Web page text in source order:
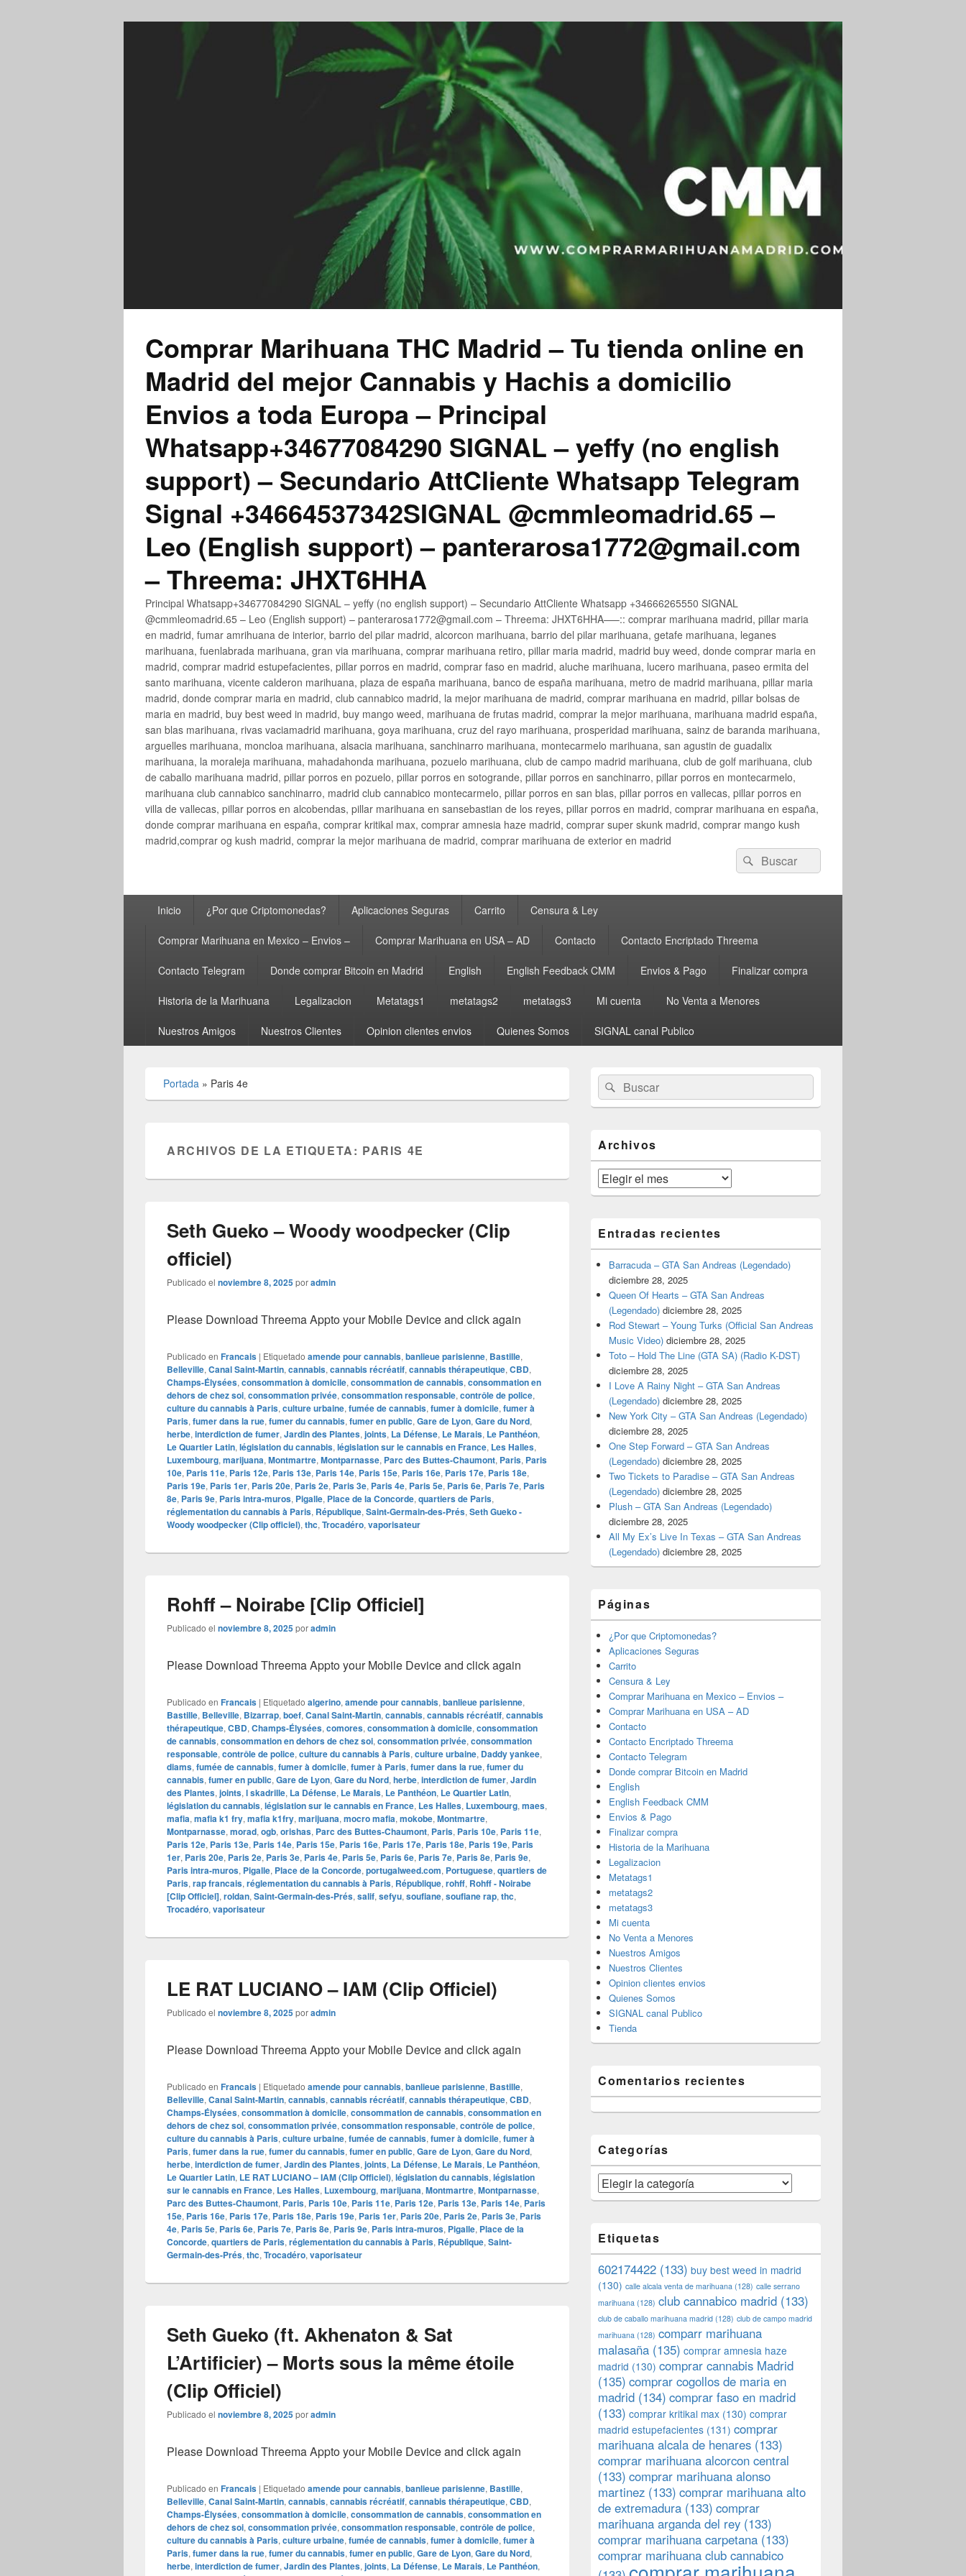
Comprar Marihuana THC Madrid – Tu tienda online en
Madrid del mejor Cannabis y Hachis a domicilio
Envios a toda Europa – Principal
Whatsapp+34677084290 SIGNAL – yeffy (no english
support) – Secundario AttCliente Whatsapp Telegram
Signal +34664537342SIGNAL @cmmleomadrid.65 –
Leo (English support) – panterarosa1772@gmail.com
– Threema: JHXT6HHA
Principal Whatsapp+34677084290 SIGNAL – yeffy (no english support) – Secundario AttCliente Whatsapp +34666265550 SIGNAL
@cmmleomadrid.65 – Leo (English support) – panterarosa1772@gmail.com – Threema: JHXT6HHA—–:: comprar marihuana madrid, pillar maria
en madrid, fumar amrihuana de interior, barrio del pilar madrid, alcorcon marihuana, barrio del pilar marihuana, getafe marihuana, leganes
marihuana, fuenlabrada marihuana, gran via marihuana, comprar marihuana retiro, pillar maria madrid, madrid buy weed, donde comprar maria en
madrid, comprar madrid estupefacientes, pillar porros en madrid, comprar faso en madrid, aluche marihuana, lucero marihuana, paseo ermita del
santo marihuana, vicente calderon marihuana, plaza de españa marihuana, banco de españa marihuana, metro de madrid marihuana, pillar maria
madrid, donde comprar maria en madrid, club cannabico madrid, la mejor marihuana de madrid, comprar marihuana en madrid, pillar bolsas de
maria en madrid, buy best weed in madrid, buy mango weed, marihuana de frutas madrid, comprar la mejor marihuana, marihuana madrid españa,
san blas marihuana, rivas vaciamadrid marihuana, goya marihuana, cruz del rayo marihuana, prosperidad marihuana, sainz de baranda marihuana,
arguelles marihuana, moncloa marihuana, alsacia marihuana, sanchinarro marihuana, montecarmelo marihuana, san agustin de guadalix
marihuana, la moraleja marihuana, mahadahonda marihuana, pozuelo marihuana, club de campo madrid marihuana, club de golf marihuana, club
de caballo marihuana madrid, pillar porros en pozuelo, pillar porros en sotogrande, pillar porros en sanchinarro, pillar porros en montecarmelo,
marihuana club cannabico sanchinarro, madrid club cannabico montecarmelo, pillar porros en san blas, pillar porros en vallecas, pillar porros en
villa de vallecas, pillar porros en alcobendas, pillar marihuana en sansebastian de los reyes, pillar porros en madrid, comprar marihuana en españa,
donde comprar marihuana en españa, comprar kritikal max, comprar amnesia haze madrid, comprar super skunk madrid, comprar mango kush
madrid,comprar og kush madrid, comprar la mejor marihuana de madrid, comprar marihuana de exterior en madrid
Buscar
por:
Buscar
principalInicio ¿Por que Criptomonedas? Aplicaciones Seguras Carrito Censura & Ley
Comprar Marihuana en Mexico – Envios – Comprar Marihuana en USA – AD Contacto Contacto Encriptado Threema
Contacto Telegram Donde comprar Bitcoin en Madrid English English Feedback CMM Envios & Pago Finalizar compra
Historia de la Marihuana Legalizacion Metatags1 metatags2 metatags3 Mi cuenta No Venta a Menores
Nuestros Amigos Nuestros Clientes Opinion clientes envios Quienes Somos SIGNAL canal Publico
Portada » Paris 4e
ARCHIVOS DE LA ETIQUETA: PARIS 4E
Seth Gueko – Woody woodpecker (Clip
officiel)
Publicado el noviembre 8, 2025poradmin
Please Download Threema Appto your Mobile Device and click again
Publicado en Francais | Etiquetado amende pour cannabis, banlieue parisienne, Bastille,
Belleville, Canal Saint-Martin, cannabis, cannabis récréatif, cannabis thérapeutique, CBD,
Champs-Élysées, consommation à domicile, consommation de cannabis, consommation en
dehors de chez soi, consommation privée, consommation responsable, contrôle de police,
culture du cannabis à Paris, culture urbaine, fumée de cannabis, fumer à domicile, fumer à
Paris, fumer dans la rue, fumer du cannabis, fumer en public, Gare de Lyon, Gare du Nord,
herbe, interdiction de fumer, Jardin des Plantes, joints, La Défense, Le Marais, Le Panthéon,
Le Quartier Latin, législation du cannabis, législation sur le cannabis en France, Les Halles,
Luxembourg, marijuana, Montmartre, Montparnasse, Parc des Buttes-Chaumont, Paris, Paris
10e, Paris 11e, Paris 12e, Paris 13e, Paris 14e, Paris 15e, Paris 16e, Paris 17e, Paris 18e,
Paris 19e, Paris 1er, Paris 20e, Paris 2e, Paris 3e, Paris 4e, Paris 5e, Paris 6e, Paris 7e, Paris
8e, Paris 9e, Paris intra-muros, Pigalle, Place de la Concorde, quartiers de Paris,
réglementation du cannabis à Paris, République, Saint-Germain-des-Prés, Seth Gueko -
Woody woodpecker (Clip officiel), thc, Trocadéro, vaporisateur
Rohff – Noirabe [Clip Officiel]
Publicado el noviembre 8, 2025poradmin
Please Download Threema Appto your Mobile Device and click again
Publicado en Francais | Etiquetado algerino, amende pour cannabis, banlieue parisienne,
Bastille, Belleville, Bizarrap, boef, Canal Saint-Martin, cannabis, cannabis récréatif, cannabis
thérapeutique, CBD, Champs-Élysées, comores, consommation à domicile, consommation
de cannabis, consommation en dehors de chez soi, consommation privée, consommation
responsable, contrôle de police, culture du cannabis à Paris, culture urbaine, Daddy yankee,
diams, fumée de cannabis, fumer à domicile, fumer à Paris, fumer dans la rue, fumer du
cannabis, fumer en public, Gare de Lyon, Gare du Nord, herbe, interdiction de fumer, Jardin
des Plantes, joints, l skadrille, La Défense, Le Marais, Le Panthéon, Le Quartier Latin,
législation du cannabis, législation sur le cannabis en France, Les Halles, Luxembourg, maes,
mafia, mafia k1 fry, mafia k1fry, marijuana, mocro mafia, mokobe, Montmartre,
Montparnasse, morad, ogb, orishas, Parc des Buttes-Chaumont, Paris, Paris 10e, Paris 11e,
Paris 12e, Paris 13e, Paris 14e, Paris 15e, Paris 16e, Paris 17e, Paris 18e, Paris 19e, Paris
1er, Paris 20e, Paris 2e, Paris 3e, Paris 4e, Paris 5e, Paris 6e, Paris 7e, Paris 8e, Paris 9e,
Paris intra-muros, Pigalle, Place de la Concorde, portugalweed.com, Portuguese, quartiers de
Paris, rap francais, réglementation du cannabis à Paris, République, rohff, Rohff - Noirabe
[Clip Officiel], roldan, Saint-Germain-des-Prés, salif, sefyu, soufiane, soufiane rap, thc,
Trocadéro, vaporisateur
LE RAT LUCIANO – IAM (Clip Officiel)
Publicado el noviembre 8, 2025poradmin
Please Download Threema Appto your Mobile Device and click again
Publicado en Francais | Etiquetado amende pour cannabis, banlieue parisienne, Bastille,
Belleville, Canal Saint-Martin, cannabis, cannabis récréatif, cannabis thérapeutique, CBD,
Champs-Élysées, consommation à domicile, consommation de cannabis, consommation en
dehors de chez soi, consommation privée, consommation responsable, contrôle de police,
culture du cannabis à Paris, culture urbaine, fumée de cannabis, fumer à domicile, fumer à
Paris, fumer dans la rue, fumer du cannabis, fumer en public, Gare de Lyon, Gare du Nord,
herbe, interdiction de fumer, Jardin des Plantes, joints, La Défense, Le Marais, Le Panthéon,
Le Quartier Latin, LE RAT LUCIANO – IAM (Clip Officiel), législation du cannabis, législation
sur le cannabis en France, Les Halles, Luxembourg, marijuana, Montmartre, Montparnasse,
Parc des Buttes-Chaumont, Paris, Paris 10e, Paris 11e, Paris 12e, Paris 13e, Paris 14e, Paris
15e, Paris 16e, Paris 17e, Paris 18e, Paris 19e, Paris 1er, Paris 20e, Paris 2e, Paris 3e, Paris
4e, Paris 5e, Paris 6e, Paris 7e, Paris 8e, Paris 9e, Paris intra-muros, Pigalle, Place de la
Concorde, quartiers de Paris, réglementation du cannabis à Paris, République, Saint-
Germain-des-Prés, thc, Trocadéro, vaporisateur
Seth Gueko (ft. Akhenaton & Sat
L’Artificier) – Morts sous la même étoile
(Clip Officiel)
Publicado el noviembre 8, 2025poradmin
Please Download Threema Appto your Mobile Device and click again
Publicado en Francais | Etiquetado amende pour cannabis, banlieue parisienne, Bastille,
Belleville, Canal Saint-Martin, cannabis, cannabis récréatif, cannabis thérapeutique, CBD,
Champs-Élysées, consommation à domicile, consommation de cannabis, consommation en
dehors de chez soi, consommation privée, consommation responsable, contrôle de police,
culture du cannabis à Paris, culture urbaine, fumée de cannabis, fumer à domicile, fumer à
Paris, fumer dans la rue, fumer du cannabis, fumer en public, Gare de Lyon, Gare du Nord,
herbe, interdiction de fumer, Jardin des Plantes, joints, La Défense, Le Marais, Le Panthéon,
área
de
widget
lateral
primaria
Buscar
por:
Buscar
Archivos
Archivos
Entradas recientes
Barracuda – GTA San Andreas (Legendado)
diciembre 28, 2025
Queen Of Hearts – GTA San Andreas
(Legendado) diciembre 28, 2025
Rod Stewart – Young Turks (Official San Andreas
Music Video) diciembre 28, 2025
Toto – Hold The Line (GTA SA) (Radio K-DST)
diciembre 28, 2025
I Love A Rainy Night – GTA San Andreas
(Legendado) diciembre 28, 2025
New York City – GTA San Andreas (Legendado)
diciembre 28, 2025
One Step Forward – GTA San Andreas
(Legendado) diciembre 28, 2025
Two Tickets to Paradise – GTA San Andreas
(Legendado) diciembre 28, 2025
Plush – GTA San Andreas (Legendado)
diciembre 28, 2025
All My Ex’s Live In Texas – GTA San Andreas
(Legendado) diciembre 28, 2025
Páginas
¿Por que Criptomonedas?
Aplicaciones Seguras
Carrito
Censura & Ley
Comprar Marihuana en Mexico – Envios –
Comprar Marihuana en USA – AD
Contacto
Contacto Encriptado Threema
Contacto Telegram
Donde comprar Bitcoin en Madrid
English
English Feedback CMM
Envios & Pago
Finalizar compra
Historia de la Marihuana
Legalizacion
Metatags1
metatags2
metatags3
Mi cuenta
No Venta a Menores
Nuestros Amigos
Nuestros Clientes
Opinion clientes envios
Quienes Somos
SIGNAL canal Publico
Tienda
Comentarios recientes
Categorías
Categorías
Etiquetas
602174422 (133) buy best weed in madrid
(130) calle alcala venta de marihuana (128) calle serrano
marihuana (128) club cannabico madrid (133)
club de caballo marihuana madrid (128) club de campo madrid
marihuana (128) comparr marihuana
malasaña (135) comprar amnesia haze
madrid (130) comprar cannabis Madrid
(135) comprar cogollos de maria en
madrid (134) comprar faso en madrid
(133) comprar kritikal max (130) comprar
madrid estupefacientes (131) comprar
marihuana alcala de henares (133)
comprar marihuana alcorcon central
(133) comprar marihuana alonso
martinez (133) comprar marihuana alto
de extremadura (133) comprar
marihuana arganda del rey (133)
comprar marihuana carpetana (133)
comprar marihuana club cannabico